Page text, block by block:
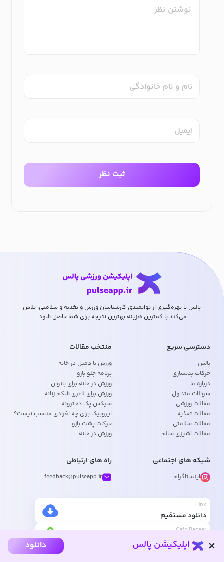
نام و نام خانوادگی
ایمیل
ثبت نظر
پالس با بهره‌گیری از توانمندی کارشناسان ورزش و تغذیه و سلامتی، تلاش
می‌کند با کمترین هزینه بهترین نتیجه برای شما حاصل شود.
دسترسی سریع
پالس
حرکات بدنسازی
درباره ما
سوالات متداول
مقالات ورزشی
مقالات تغذیه
مقالات سلامتی
مقالات آشپزی سالم
منتخب مقالات
ورزش با دمبل در خانه
برنامه جلو بازو
ورزش در خانه برای بانوان
ورزش برای لاغری شکم زنانه
سیکس پک دخترونه
ایروبیک برای چه افرادی مناسب نیست؟
حرکات پشت بازو
ورزش در خانه
شبکه های اجتماعی
اینستاگرام
راه های ارتباطی
feedback@pulseapp.ir
Link
دانلود مستقیم
Cafe Bazaar
دانلود از بازاراپلیکیشن پالس دانلود